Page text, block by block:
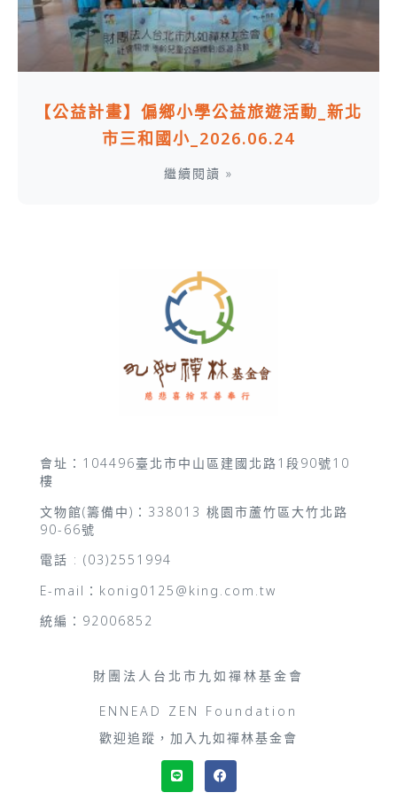
【公益計畫】偏鄉小學公益旅遊活動_新北
市三和國小_2026.06.24
繼續閱讀 »
會址：104496臺北市中山區建國北路1段90號10
樓
文物館(籌備中)：338013 桃園市蘆竹區大竹北路
90-66號
電話 : (03)2551994
E-mail：konig0125@king.com.tw
統編：92006852
財團法人台北市九如禪林基金會
ENNEAD ZEN Foundation
歡迎追蹤，加入九如禪林基金會